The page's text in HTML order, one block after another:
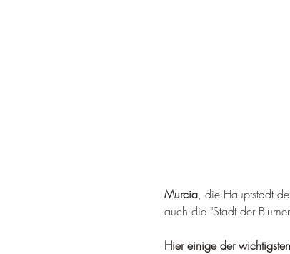
Murcia, die Hauptstadt
auch die "Stadt der
Hier einige der